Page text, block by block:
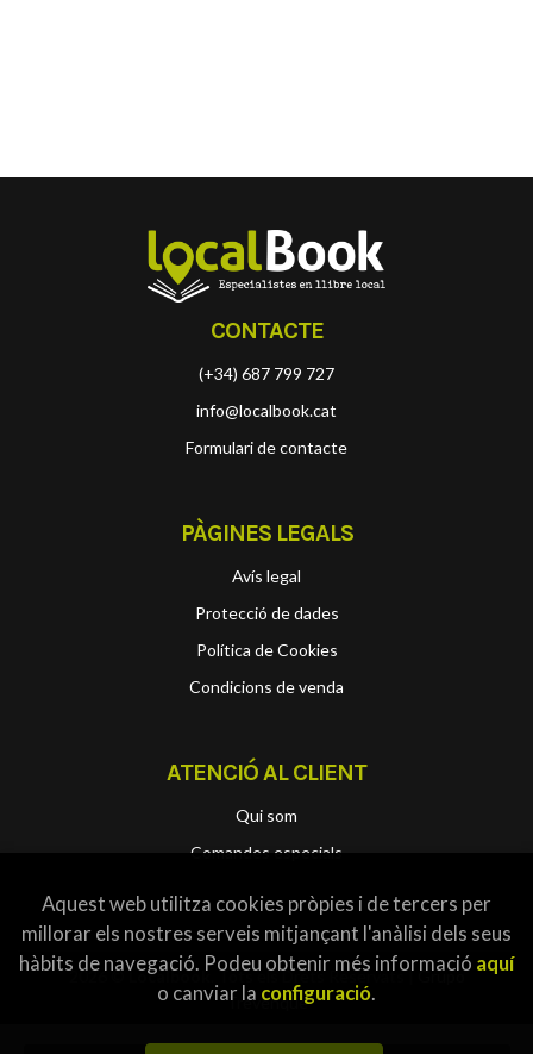
CONTACTE
(+34) 687 799 727
info@localbook.cat
Formulari de contacte
PÀGINES LEGALS
Avís legal
Protecció de dades
Política de Cookies
Condicions de venda
ATENCIÓ AL CLIENT
Qui som
Comandes especials
2026 © Localbook . Tots els Drets Reservats | Grupo
Trevenque
Aquest web utilitza cookies pròpies i de tercers per
millorar els nostres serveis mitjançant l'anàlisi dels seus
hàbits de navegació. Podeu obtenir més informació aquí
o canviar la configuració.